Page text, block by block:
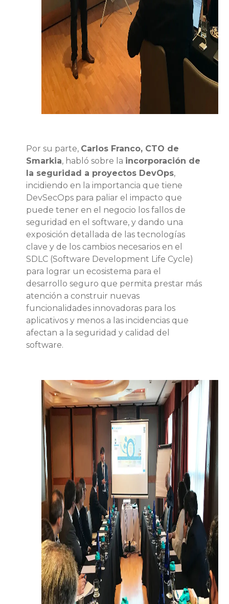
Por su parte, Carlos Franco, CTO de
Smarkia, habló sobre la incorporación de
la seguridad a proyectos DevOps,
incidiendo en la importancia que tiene
DevSecOps para paliar el impacto que
puede tener en el negocio los fallos de
seguridad en el software, y dando una
exposición detallada de las tecnologías
clave y de los cambios necesarios en el
SDLC (Software Development Life Cycle)
para lograr un ecosistema para el
desarrollo seguro que permita prestar más
atención a construir nuevas
funcionalidades innovadoras para los
aplicativos y menos a las incidencias que
afectan a la seguridad y calidad del
software.